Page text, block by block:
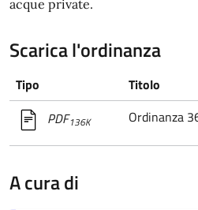
acque private.
Scarica l'ordinanza
Tipo Titolo
PDF136K Ordinanza
A cura di